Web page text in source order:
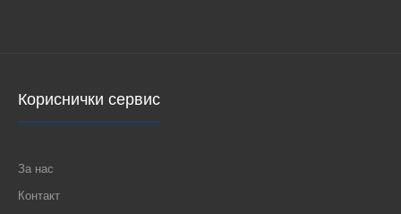
Кориснички сервис
За нас
Контакт